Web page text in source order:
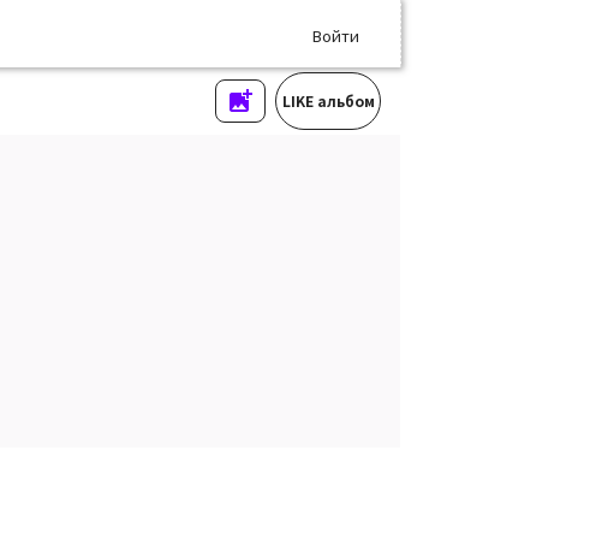
Войти
LIKE альбом